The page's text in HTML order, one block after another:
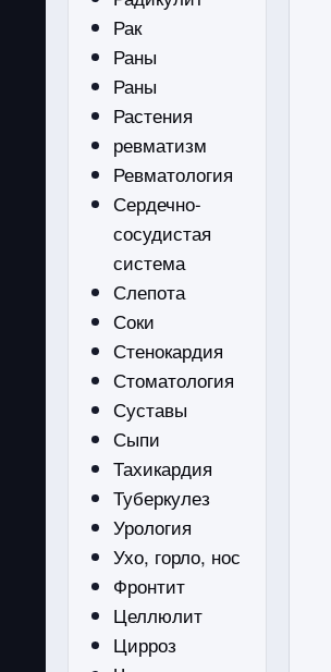
Рак
Раны
Раны
Растения
ревматизм
Ревматология
Сердечно-
сосудистая
система
Слепота
Соки
Стенокардия
Стоматология
Суставы
Сыпи
Тахикардия
Туберкулез
Урология
Ухо, горло, нос
Фронтит
Целлюлит
Цирроз